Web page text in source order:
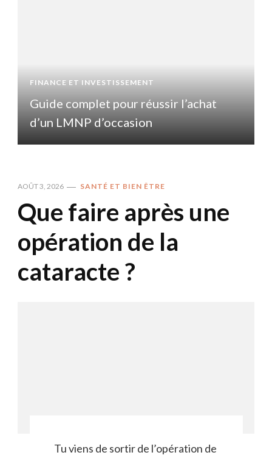
FINANCE ET INVESTISSEMENT
Guide complet pour réussir l’achat
d’un LMNP d’occasion
AOÛT 3, 2026 SANTÉ ET BIEN ÊTRE
Que faire après une
opération de la
cataracte ?
Tu viens de sortir de l’opération de